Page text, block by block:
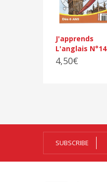
J'apprends
L'anglais N°14
4,50€
SUBSCRIBE